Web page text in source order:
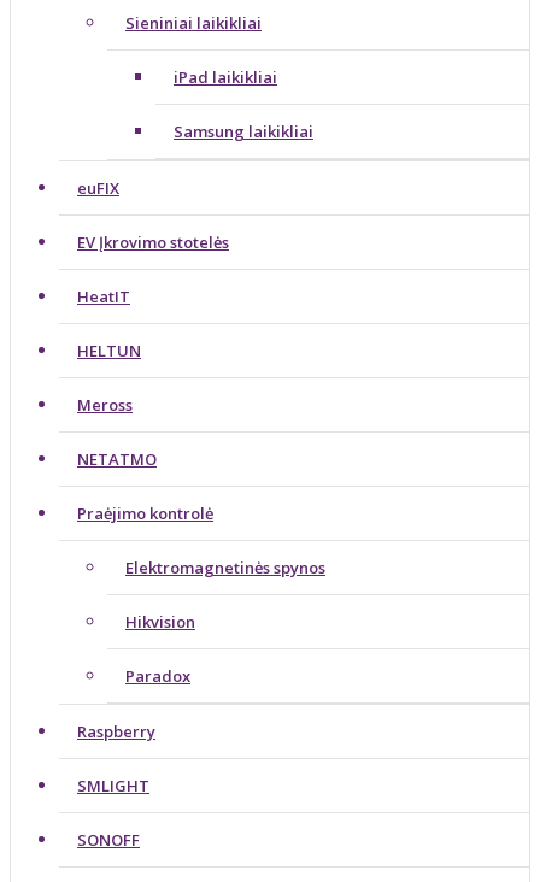
Sieniniai laikikliai
iPad laikikliai
Samsung laikikliai
euFIX
EV Įkrovimo stotelės
HeatIT
HELTUN
Meross
NETATMO
Praėjimo kontrolė
Elektromagnetinės spynos
Hikvision
Paradox
Raspberry
SMLIGHT
SONOFF